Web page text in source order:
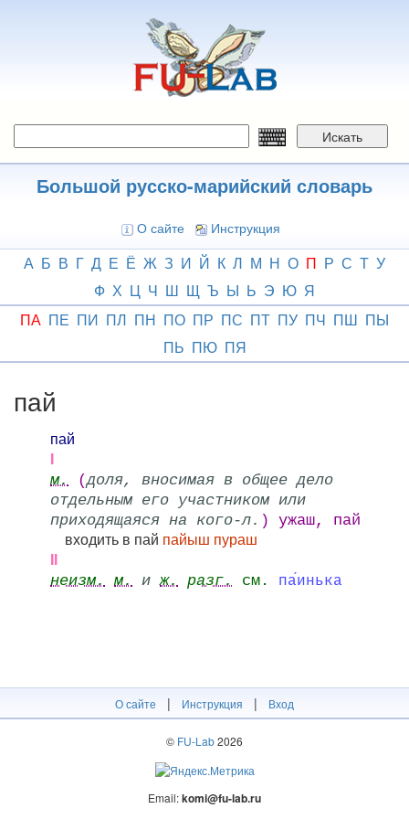
Искать
Большой русско-марийский словарь
О сайте Инструкция
А Б В Г Д Е Ё Ж З И Й К Л М Н О П Р С Т У
Ф Х Ц Ч Ш Щ Ъ Ы Ь Э Ю Я
ПА ПЕ ПИ ПЛ ПН ПО ПР ПС ПТ ПУ ПЧ ПШ ПЫ
ПЬ ПЮ ПЯ
пай
пай
І
м. (доля, вносимая в общее дело
отдельным его участником или
приходящаяся на кого-л. ) ужаш, пай
входить в пай пайыш пураш
ІІ
неизм. м. и ж. разг. см. па́инька
О сайте | Инструкция | Вход
© FU-Lab2026
Email:komi@fu-lab.ru